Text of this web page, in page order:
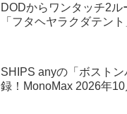
DODからワンタッチ2ル
「フタヘヤラクダテン
SHIPS anyの「ボスト
録！MonoMax 2026年